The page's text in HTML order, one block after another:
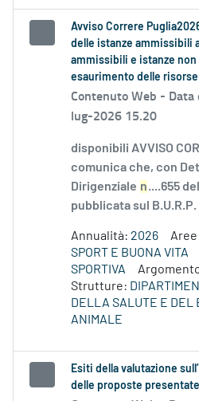
Avviso Correre
delle istanze ammissibili
ammissibili e istanze
esaurimento delle
Contenuto Web - Data
lug-2026 15.20
disponibili AVVISO
comunica che, con
Dirigenziale n....655
pubblicata sul B.U.R.P.
Annualità: 2026
SPORT E BUONA VITA
SPORTIVA
Strutture:
DELLA SALUTE E DEL
ANIMALE
Esiti della valutazione
delle proposte